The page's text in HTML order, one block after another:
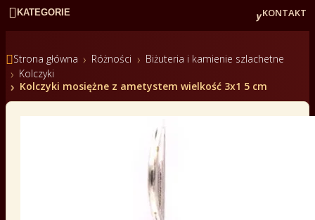
 KATEGORIE KONTAKT
Strona główna Różności
Biżuteria i kamienie szlachetne
Kolczyki
Kolczyki mosiężne z ametystem wielkość 3x1 5 cm